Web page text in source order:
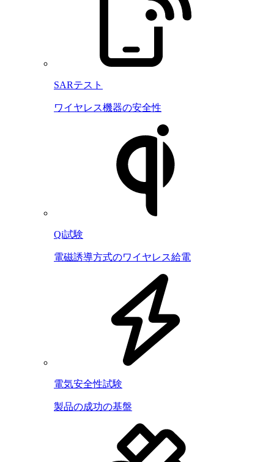
SARテスト
ワイヤレス機器の安全性
Qi試験
電磁誘導方式のワイヤレス給電
電気安全性試験
製品の成功の基盤